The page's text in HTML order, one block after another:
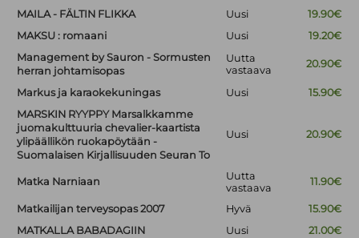
MAILA - FÄLTIN FLIKKA
Uusi
19.90€
MAKSU : romaani
Uusi
19.20€
Management by Sauron - Sormusten
herran johtamisopas
Uutta
vastaava
20.90€
Markus ja karaokekuningas Uusi
15.90€
MARSKIN RYYPPY Marsalkkamme
juomakulttuuria chevalier-kaartista
ylipäällikön ruokapöytään -
Suomalaisen Kirjallisuuden Seuran To
Uusi 20.90€
Matka Narniaan
Uutta
vastaava
11.90€
Matkailijan terveysopas 2007 Hyvä
15.90€
MATKALLA BABADAGIIN
Uusi
21.00€